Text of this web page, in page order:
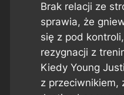
Brak relacji ze
sprawia, że
się z pod
rezygnacji z
Kiedy Young
z przeciwnikiem,